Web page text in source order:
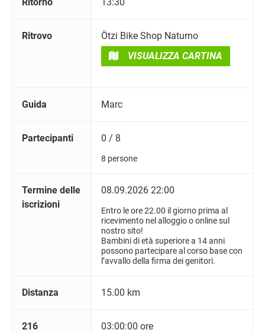
Ritrovo
Ötzi Bike Shop Naturno
VISUALIZZA CARTINA
Guida Marc
Partecipanti 0 / 8
8 persone
Termine delle
iscrizioni
08.09.2026 22:00
Entro le ore 22.00 il giorno prima al
ricevimento nel alloggio o online sul
nostro sito!
Bambini di età superiore a 14 anni
possono partecipare al corso base con
l’avvallo della firma dei genitori.
Distanza 15.00 km
216 03:00:00 ore